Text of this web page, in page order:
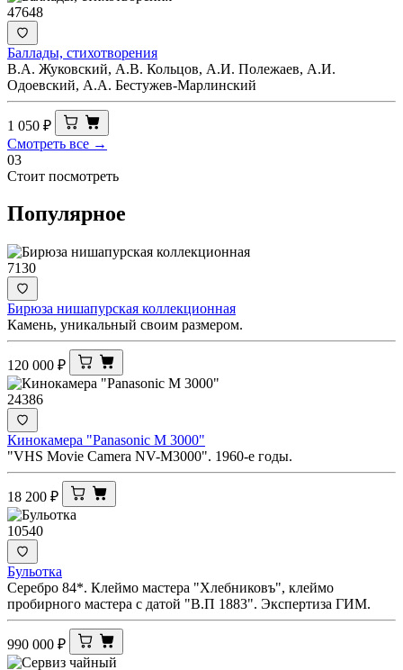
47648
Баллады, стихотворения
В.А. Жуковский, А.В. Кольцов, А.И. Полежаев, А.И.
Одоевский, А.А. Бестужев-Марлинский
1 050 ₽
Смотреть все →
03
Стоит посмотреть
Популярное
7130
Бирюза нишапурская коллекционная
Камень, уникальный своим размером.
120 000 ₽
24386
Кинокамера "Panasonic M 3000"
"VHS Movie Camera NV-M3000". 1960-е годы.
18 200 ₽
10540
Бульотка
Серебро 84*. Клеймо мастера "Хлебниковъ", клеймо
пробирного мастера с датой "В.П 1883". Экспертиза ГИМ.
990 000 ₽